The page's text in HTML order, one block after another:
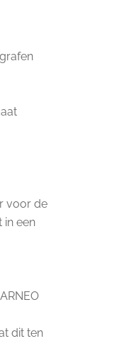
voor de
in een
dit ten